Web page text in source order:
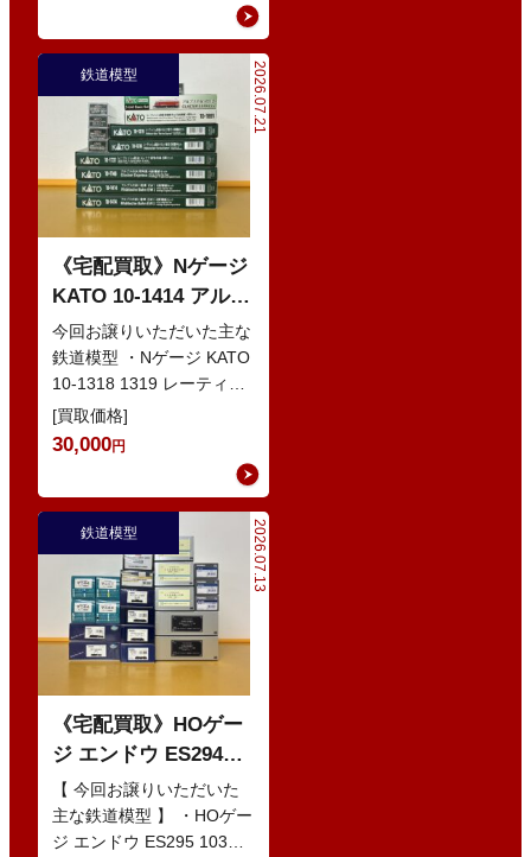
2026.07.21
鉄道模型
《宅配買取》Nゲージ
KATO 10-1414 アルプ
スの赤い客車 EWI な
どの鉄道模型
今回お譲りいただいた主な
鉄道模型 ・Nゲージ KATO
10-1318 1319 レーティッ
シュ鉄道 ベルニナ急行 ・
Nゲージ K…
[買取価格]
30,000円
2026.07.13
鉄道模型
《宅配買取》HOゲー
ジ エンドウ ES294
103系1200番代 東西線
色 基本5輌 Nセット
などの鉄道模型
【 今回お譲りいただいた
主な鉄道模型 】 ・HOゲー
ジ エンドウ ES295 103系